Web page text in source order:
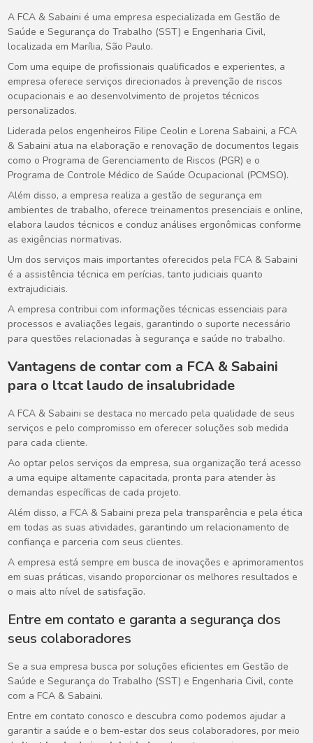
A FCA & Sabaini é uma empresa especializada em Gestão de
Saúde e Segurança do Trabalho (SST) e Engenharia Civil,
localizada em Marília, São Paulo.
Com uma equipe de profissionais qualificados e experientes, a
empresa oferece serviços direcionados à prevenção de riscos
ocupacionais e ao desenvolvimento de projetos técnicos
personalizados.
Liderada pelos engenheiros Filipe Ceolin e Lorena Sabaini, a FCA
& Sabaini atua na elaboração e renovação de documentos legais
como o Programa de Gerenciamento de Riscos (PGR) e o
Programa de Controle Médico de Saúde Ocupacional (PCMSO).
Além disso, a empresa realiza a gestão de segurança em
ambientes de trabalho, oferece treinamentos presenciais e online,
elabora laudos técnicos e conduz análises ergonômicas conforme
as exigências normativas.
Um dos serviços mais importantes oferecidos pela FCA & Sabaini
é a assistência técnica em perícias, tanto judiciais quanto
extrajudiciais.
A empresa contribui com informações técnicas essenciais para
processos e avaliações legais, garantindo o suporte necessário
para questões relacionadas à segurança e saúde no trabalho.
Vantagens de contar com a FCA & Sabaini
para o ltcat laudo de insalubridade
A FCA & Sabaini se destaca no mercado pela qualidade de seus
serviços e pelo compromisso em oferecer soluções sob medida
para cada cliente.
Ao optar pelos serviços da empresa, sua organização terá acesso
a uma equipe altamente capacitada, pronta para atender às
demandas específicas de cada projeto.
Além disso, a FCA & Sabaini preza pela transparência e pela ética
em todas as suas atividades, garantindo um relacionamento de
confiança e parceria com seus clientes.
A empresa está sempre em busca de inovações e aprimoramentos
em suas práticas, visando proporcionar os melhores resultados e
o mais alto nível de satisfação.
Entre em contato e garanta a segurança dos
seus colaboradores
Se a sua empresa busca por soluções eficientes em Gestão de
Saúde e Segurança do Trabalho (SST) e Engenharia Civil, conte
com a FCA & Sabaini.
Entre em contato conosco e descubra como podemos ajudar a
garantir a saúde e o bem-estar dos seus colaboradores, por meio